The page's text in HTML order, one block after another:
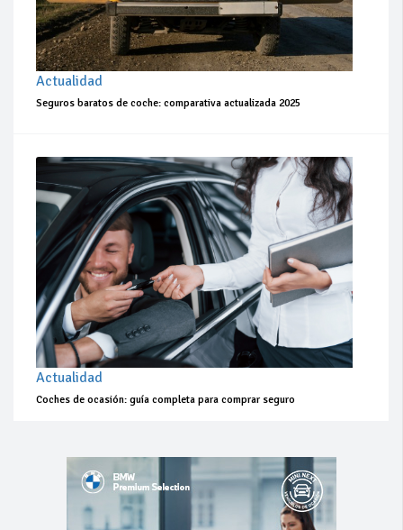
Actualidad
Seguros baratos de coche: comparativa actualizada 2025
Actualidad
Coches de ocasión: guía completa para comprar seguro